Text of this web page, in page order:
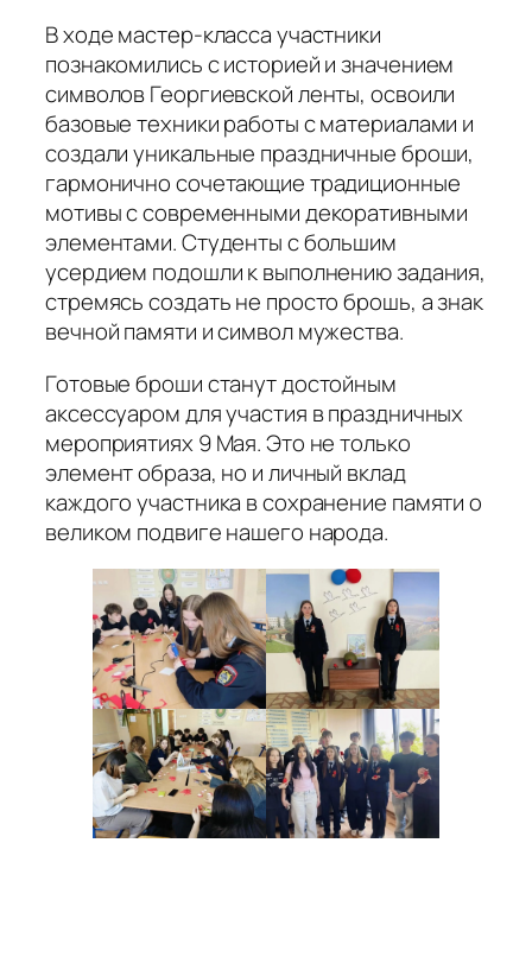
В ходе мастер-класса участники
познакомились с историей и значением
символов Георгиевской ленты, освоили
базовые техники работы с материалами и
создали уникальные праздничные броши,
гармонично сочетающие традиционные
мотивы с современными декоративными
элементами. Студенты с большим
усердием подошли к выполнению задания,
стремясь создать не просто брошь, а знак
вечной памяти и символ мужества.
Готовые броши станут достойным
аксессуаром для участия в праздничных
мероприятиях 9 Мая. Это не только
элемент образа, но и личный вклад
каждого участника в сохранение памяти о
великом подвиге нашего народа.